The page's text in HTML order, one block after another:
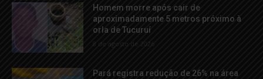
Homem morre após cair de
aproximadamente 5 metros próximo à
orla de Tucuruí
8 de agosto de 2026
Pará registra redução de 26% na área